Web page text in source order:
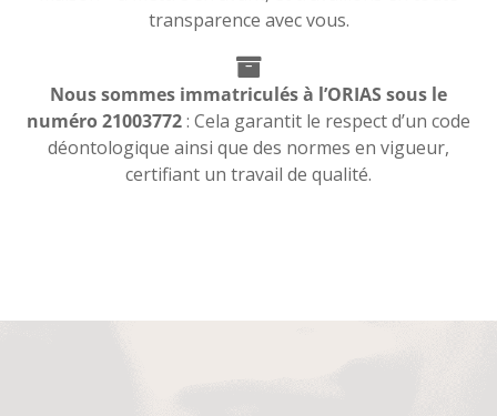
transparence avec vous.
Nous sommes immatriculés à l’ORIAS sous le
numéro 21003772: Cela garantit le respect d’un code
déontologique ainsi que des normes en vigueur,
certifiant un travail de qualité.